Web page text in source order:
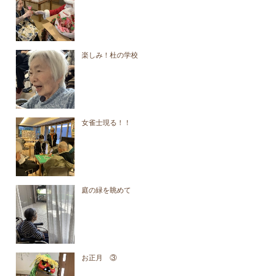
楽しみ！杜の学校
女雀士現る！！
庭の緑を眺めて
お正月 ③